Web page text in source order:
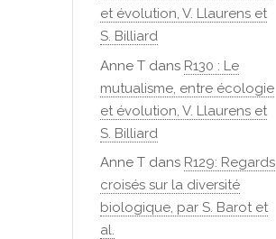
et évolution, V. Llaurens et
S. Billiard
Anne T dans R130 : Le
mutualisme, entre écologie
et évolution, V. Llaurens et
S. Billiard
Anne T dans R129: Regards
croisés sur la diversité
biologique, par S. Barot et
al.